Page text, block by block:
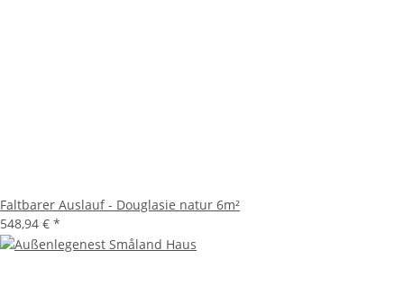
Faltbarer Auslauf - Douglasie natur 6m²
548,94 € *